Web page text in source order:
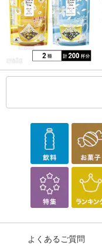
休業日
よくあるご質問